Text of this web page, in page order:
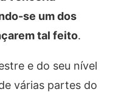
se um dos
tal feito.
e do seu nível
várias partes do